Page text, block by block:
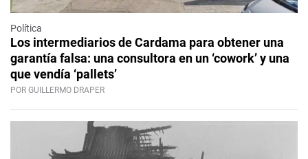
Política
Los intermediarios de Cardama para obtener una
garantía falsa: una consultora en un ‘cowork’ y una
que vendía ‘pallets’
POR GUILLERMO DRAPER